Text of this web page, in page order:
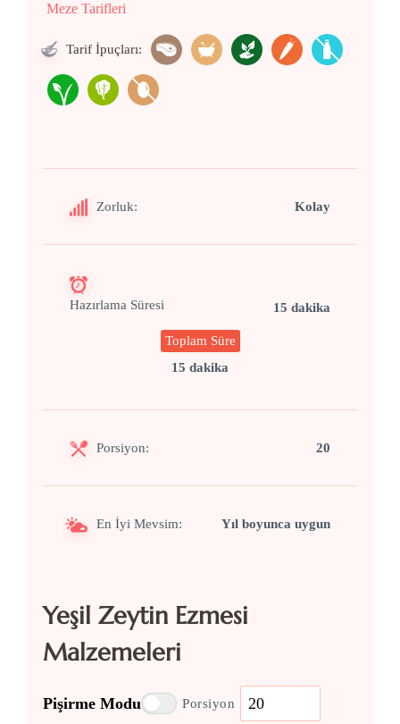
Meze Tarifleri
Tarif İpuçları:
Zorluk: Kolay
Hazırlama Süresi 15 dakika
Toplam Süre
15 dakika
Porsiyon: 20
En İyi Mevsim: Yıl boyunca uygun
Yeşil Zeytin Ezmesi
Malzemeleri
Pişirme Modu Porsiyon